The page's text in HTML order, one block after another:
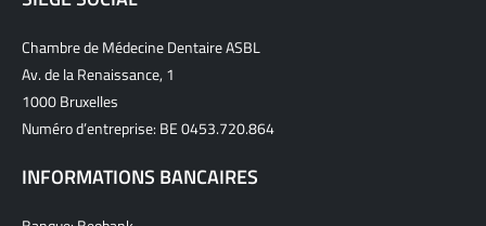
Chambre de Médecine Dentaire ASBL
Av. de la Renaissance, 1
1000 Bruxelles
Numéro d’entreprise: BE 0453.720.864
INFORMATIONS BANCAIRES